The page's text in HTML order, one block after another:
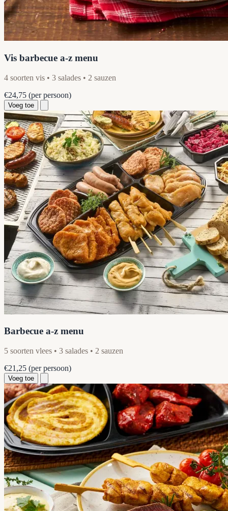
Vis barbecue a-z menu
4 soorten vis • 3 salades • 2 sauzen
€24,75 (per persoon)
Voeg toe
Barbecue a-z menu
5 soorten vlees • 3 salades • 2 sauzen
€21,25 (per persoon)
Voeg toe